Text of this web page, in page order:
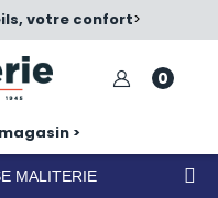
ou échangé >
0
>
MALITERIE